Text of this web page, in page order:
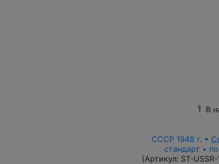
1 В
СССР 1948 г. •
стандарт •
(Артикул: ST-